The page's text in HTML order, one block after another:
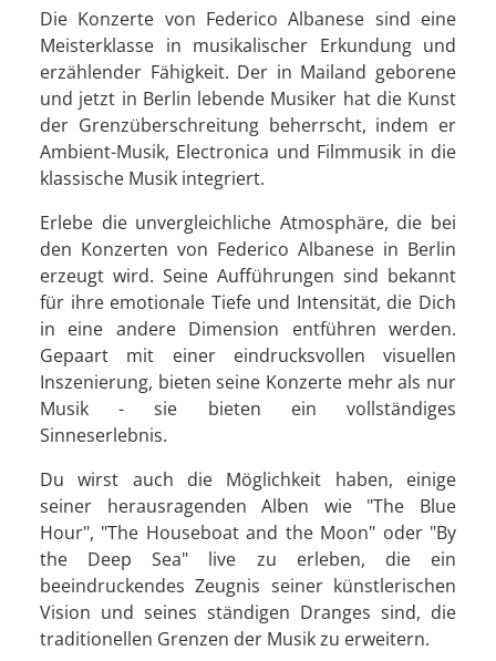
Die Konzerte von Federico Albanese sind eine
Meisterklasse in musikalischer Erkundung und
erzählender Fähigkeit. Der in Mailand geborene
und jetzt in Berlin lebende Musiker hat die Kunst
der Grenzüberschreitung beherrscht, indem er
Ambient-Musik, Electronica und Filmmusik in die
klassische Musik integriert.
Erlebe die unvergleichliche Atmosphäre, die bei
den Konzerten von Federico Albanese in Berlin
erzeugt wird. Seine Aufführungen sind bekannt
für ihre emotionale Tiefe und Intensität, die Dich
in eine andere Dimension entführen werden.
Gepaart mit einer eindrucksvollen visuellen
Inszenierung, bieten seine Konzerte mehr als nur
Musik - sie bieten ein vollständiges
Sinneserlebnis.
Du wirst auch die Möglichkeit haben, einige
seiner herausragenden Alben wie "The Blue
Hour", "The Houseboat and the Moon" oder "By
the Deep Sea" live zu erleben, die ein
beeindruckendes Zeugnis seiner künstlerischen
Vision und seines ständigen Dranges sind, die
traditionellen Grenzen der Musik zu erweitern.